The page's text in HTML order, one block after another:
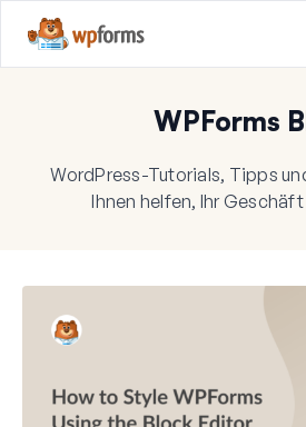
WPForms
WordPress-Tutorials, Tipps
Ihnen helfen, Ihr